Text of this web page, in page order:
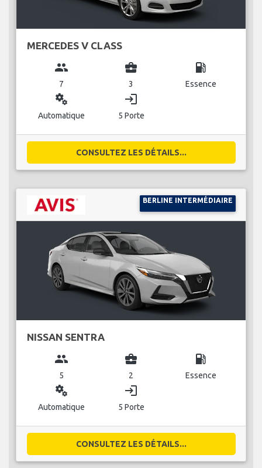
MERCEDES V CLASS
group
7
business_center
3
local_gas_station
Essence
miscellaneous_services
Automatique
login
5 Porte
CONSULTEZ LES DÉTAILS...
BERLINE INTERMÉDIAIRE
NISSAN SENTRA
group
5
business_center
2
local_gas_station
Essence
miscellaneous_services
Automatique
login
5 Porte
CONSULTEZ LES DÉTAILS...